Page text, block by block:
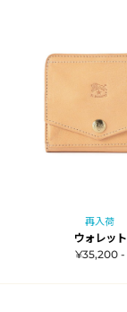
再入荷
ウォレット
¥35,200 -